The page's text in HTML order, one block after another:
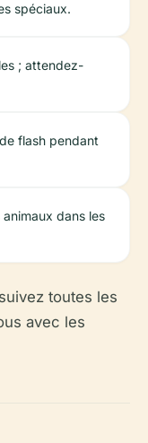
spéciaux.
; attendez-
flash pendant
dans les
toutes les
avec les